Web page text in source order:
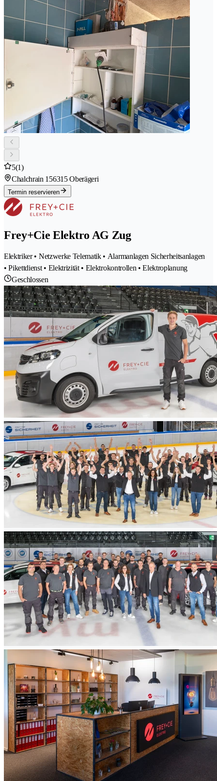
5(1)
Chalchrain 156315 Oberägeri
Termin reservieren
Frey+Cie Elektro AG Zug
Elektriker • Netzwerke Telematik • Alarmanlagen Sicherheitsanlagen
• Pikettdienst • Elektrizität • Elektrokontrollen • Elektroplanung
Geschlossen